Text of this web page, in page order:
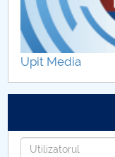
Upit Media
Username